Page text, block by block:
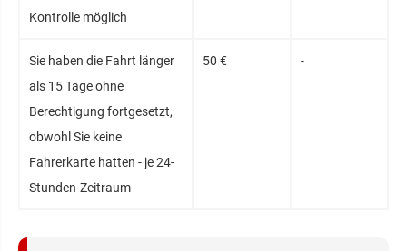
Kontrolle möglich
Sie haben die Fahrt länger
als 15 Tage ohne
Berechtigung fortgesetzt,
obwohl Sie keine
Fahrerkarte hatten - je 24-
Stunden-Zeitraum
50 € -